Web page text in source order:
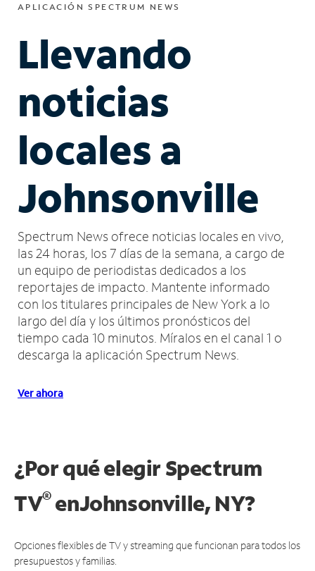
APLICACIÓN SPECTRUM NEWS
Llevando
noticias
locales a
Johnsonville
Spectrum News ofrece noticias locales en vivo,
las 24 horas, los 7 días de la semana, a cargo de
un equipo de periodistas dedicados a los
reportajes de impacto. Mantente informado
con los titulares principales de New York a lo
largo del día y los últimos pronósticos del
tiempo cada 10 minutos. Míralos en el canal 1 o
descarga la aplicación Spectrum News.
Ver ahora
¿Por qué elegir Spectrum
TV®enJohnsonville, NY?
Opciones flexibles de TV y streaming que funcionan para todos los
presupuestos y familias.